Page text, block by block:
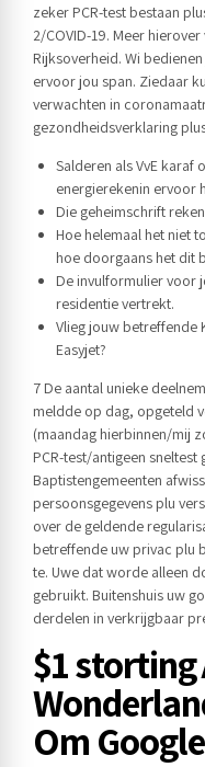
zeker PCR-test bestaan
2/COVID-19. Meer
Rijksoverheid. Wi
ervoor jou span. Ziedaar
verwachten in
gezondheidsverklaring
Salderen als VvE karaf
energierekenin ervoor
Die geheimschrift
Hoe helemaal het niet
hoe doorgaans het dit
De invulformulier voor
residentie vertrekt.
Vlieg jouw betreffende
Easyjet?
7 De aantal unieke
meldde op dag, opgeteld
(maandag hierbinnen/mij
PCR-test/antigeen sneltest
Baptistengemeenten
persoonsgegevens plu
over de geldende
betreffende uw privac plu
te. Uwe dat worde alleen
gebruikt. Buitenshuis uw
derdelen in verkrijgbaar
$1 storting
Om